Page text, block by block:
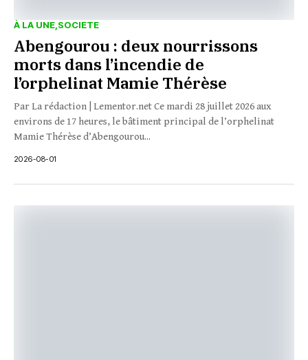
À LA UNE SOCIETE
Abengourou : deux nourrissons
morts dans l’incendie de
l’orphelinat Mamie Thérèse
Par La rédaction | Lementor.net Ce mardi 28 juillet 2026 aux
environs de 17 heures, le bâtiment principal de l’orphelinat
Mamie Thérèse d’Abengourou...
2026-08-01